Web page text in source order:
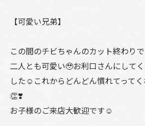
【可愛い兄弟】
この間のチビちゃんのカット終わり
二人とも可愛い🥹お利口さんにして
した☺️これからどんどん慣れてって
👏❣️
お子様のご来店大歓迎です☺️